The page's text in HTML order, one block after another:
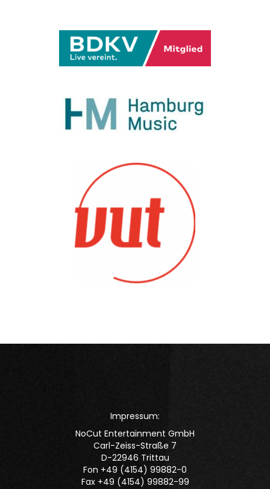
Impressum:
NoCut Entertainment GmbH
Carl-Zeiss-Straße 7
D-22946 Trittau
Fon +49 (4154) 99882-0
Fax +49 (4154) 99882-99